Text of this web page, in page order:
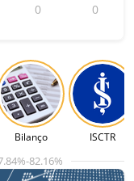
0 0
Bilanço ISCTR
82.16%